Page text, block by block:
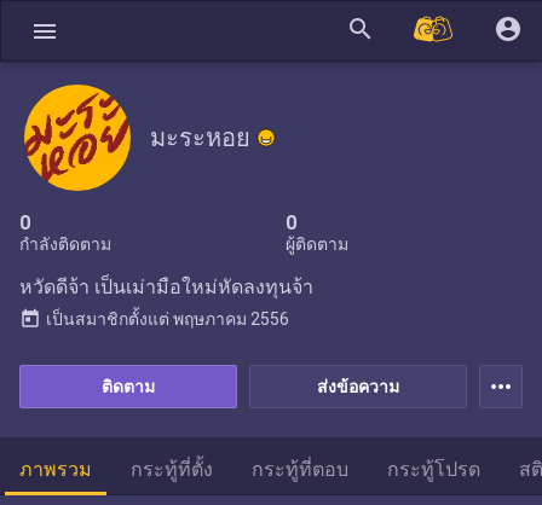
menu search account_circle
มะระหอย
0
กำลังติดตาม
0
ผู้ติดตาม
ส่งข้อความ
ติดตาม
หวัดดีจ้า เป็นเม่ามือใหม่หัดลงทุนจ้า
today เป็นสมาชิกตั้งแต่ พฤษภาคม 2556
more_horiz
ภาพรวม กระทู้ที่ตั้ง กระทู้ที่ตอบ กระทู้โปรด ส